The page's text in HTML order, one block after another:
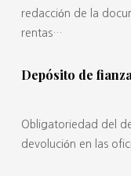
redacción de la
rentas…
Depósito de
Obligatoriedad del
devolución en las